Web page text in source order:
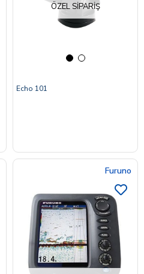
ÖZEL SIPARIŞ
Echo 101
Furuno